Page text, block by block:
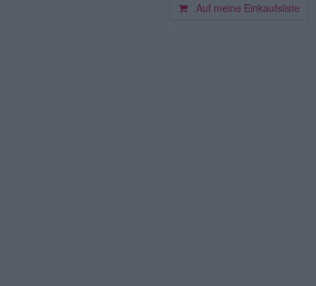
Auf meine Einkaufsliste